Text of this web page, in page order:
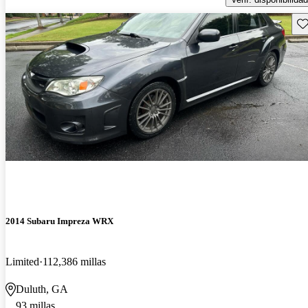
2014 Subaru Impreza WRX
Limited 112,386 millas
Duluth, GA